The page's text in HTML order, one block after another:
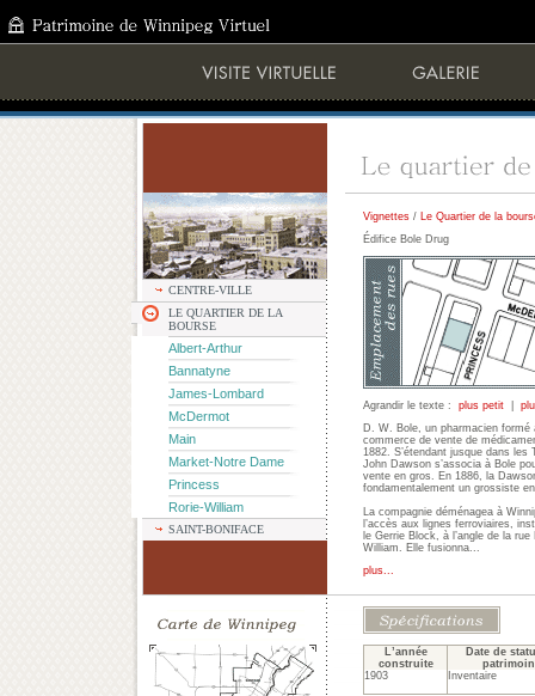
CENTRE-VILLE
LE QUARTIER DE LA
BOURSE
Albert-Arthur
Bannatyne
James-Lombard
McDermot
Main
Market-Notre Dame
Princess
Rorie-William
SAINT-BONIFACE
Vignettes / Le Quartier de la
Édifice Bole Drug
Agrandir le texte : plus petit
D. W. Bole, un pharmacien formé
commerce de vente de
1882. S’étendant jusque dans les
John Dawson s’associa à Bole
vente en gros. En 1886, la
fondamentalement un grossiste
La compagnie déménagea à
l’accès aux lignes ferroviaires,
le Gerrie Block, à l’angle de la
William. Elle fusionna...
plus...
L’année
construite
Date de
1903
Inventaire